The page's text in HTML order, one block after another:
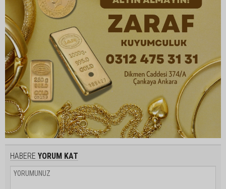
HABERE YORUM KAT